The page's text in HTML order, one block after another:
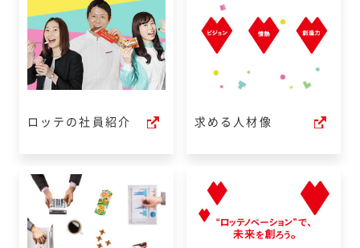
ロッテの社員紹介 求める人材像